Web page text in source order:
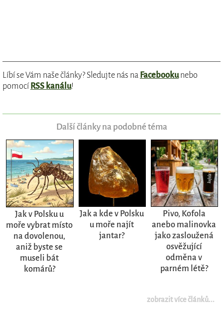
Líbí se Vám naše články? Sledujte nás na Facebookunebo
pomocíRSS kanálu!
Další články na podobné téma
Jak v Polsku u
moře vybrat místo
na dovolenou,
aniž byste se
museli bát
komárů?
Jak a kde v Polsku
u moře najít
jantar?
Pivo, Kofola
anebo malinovka
jako zasloužená
osvěžující
odměna v
parném létě?
zobrazit více článků...